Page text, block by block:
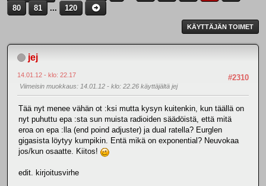
80
81 ... 120
KÄYTTÄJÄN TOIMET
jej
#2310
14.01.12 - klo: 22.17
Viimeisin muokkaus: 14.01.12 - klo: 22.26 käyttäjältä jej
Tää nyt menee vähän ot :ksi mutta kysyn kuitenkin, kun täällä on
nyt puhuttu epa :sta sun muista radioiden säädöistä, että mitä
eroa on epa :lla (end poind adjuster) ja dual ratella? Eurglen
gigasista löytyy kumpikin. Entä mikä on exponential? Neuvokaa
jos/kun osaatte. Kiitos!
edit. kirjoitusvirhe